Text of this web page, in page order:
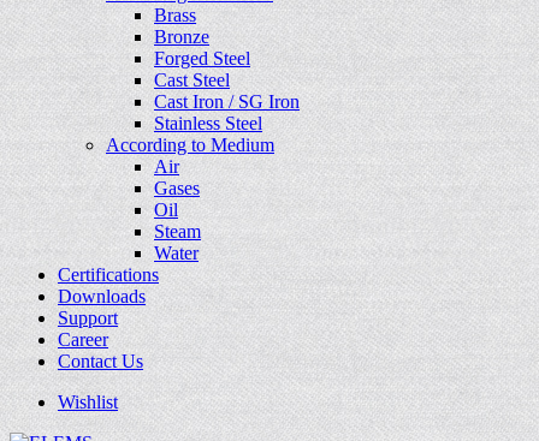
Brass
Bronze
Forged Steel
Cast Steel
Cast Iron / SG Iron
Stainless Steel
According to Medium
Air
Gases
Oil
Steam
Water
Certifications
Downloads
Support
Career
Contact Us
Wishlist